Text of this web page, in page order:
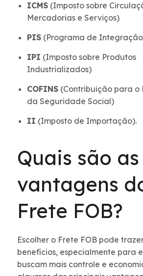
ICMS (Imposto sobre
Mercadorias e Serviços)
PIS (Programa de
IPI (Imposto sobre Produtos
Industrializados)
COFINS (Contribuição para o
da Seguridade Social)
II (Imposto de Importação).
Quais são as
vantagens
Frete FOB?
Escolher o Frete FOB pode
benefícios, especialmente para
buscam mais controle e